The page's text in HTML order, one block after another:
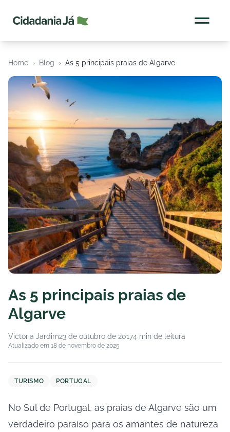
Home › Blog › As 5 principais praias de Algarve
As 5 principais praias de
Algarve
Victoria Jardim23 de outubro de 20174 min de leitura
Atualizado em 18 de novembro de 2025
TURISMO PORTUGAL
No Sul de Portugal, as praias de Algarve são um
verdadeiro paraíso para os amantes de natureza